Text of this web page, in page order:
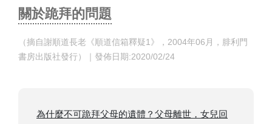
關於跪拜的問題
（摘自謝順道長老《順道信箱釋疑1》，2004年06月，腓利門
書房出版社發行）｜發佈日期:2020/02/24
為什麼不可跪拜父母的遺體？父母離世，女兒回